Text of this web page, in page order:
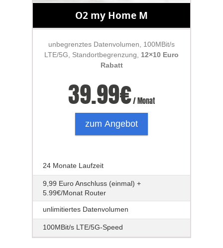
O2 my Home M
unbegrenztes Datenvolumen, 100MBit/s
LTE/5G, Standortbegrenzung, 12×10 Euro
Rabatt
39.99€/ Monat
zum Angebot
24 Monate Laufzeit
9,99 Euro Anschluss (einmal) +
5.99€/Monat Router
unlimitiertes Datenvolumen
100MBit/s LTE/5G-Speed